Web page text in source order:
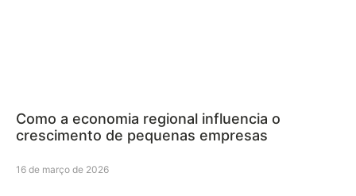
Como a economia regional influencia o
crescimento de pequenas empresas
16 de março de 2026